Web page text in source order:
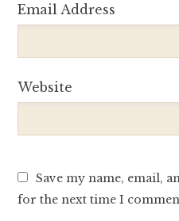
Email Address
Website
Save my name, email,
for the next time I